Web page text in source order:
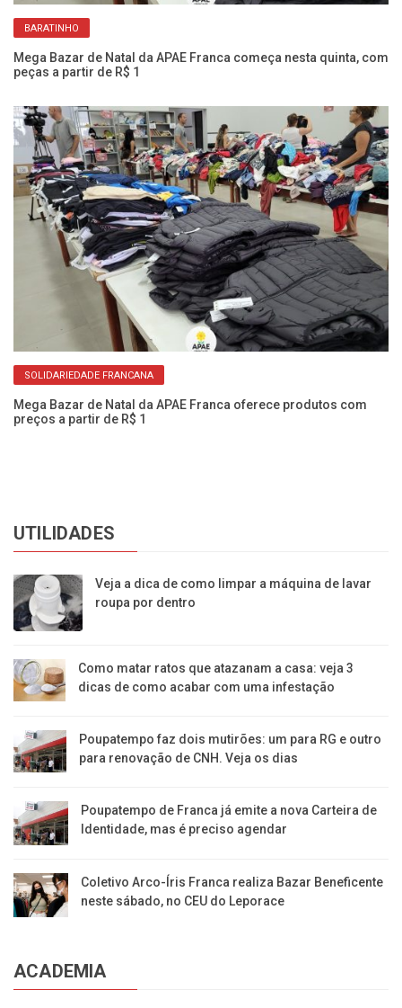
BARATINHO
Mega Bazar de Natal da APAE Franca começa nesta quinta, com
peças a partir de R$ 1
SOLIDARIEDADE FRANCANA
Mega Bazar de Natal da APAE Franca oferece produtos com
preços a partir de R$ 1
UTILIDADES
Veja a dica de como limpar a máquina de lavar
roupa por dentro
Como matar ratos que atazanam a casa: veja 3
dicas de como acabar com uma infestação
Poupatempo faz dois mutirões: um para RG e outro
para renovação de CNH. Veja os dias
Poupatempo de Franca já emite a nova Carteira de
Identidade, mas é preciso agendar
Coletivo Arco-Íris Franca realiza Bazar Beneficente
neste sábado, no CEU do Leporace
ACADEMIA